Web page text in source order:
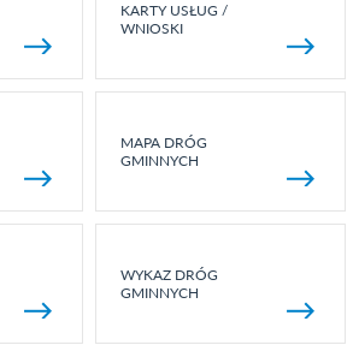
KARTY USŁUG /
WNIOSKI
MAPA DRÓG
GMINNYCH
WYKAZ DRÓG
GMINNYCH